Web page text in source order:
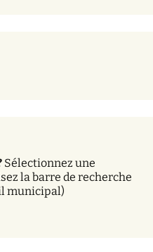
Sélectionnez une
la barre de recherche
municipal)